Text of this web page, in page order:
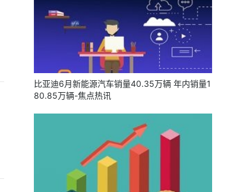
比亚迪6月新能源汽车销量40.35万辆 年内销量1
80.85万辆-焦点热讯